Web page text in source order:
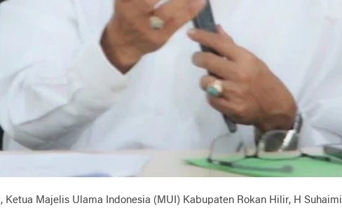
, Ketua Majelis Ulama Indonesia (MUI) Kabupaten Rokan Hilir, H Suhaimi